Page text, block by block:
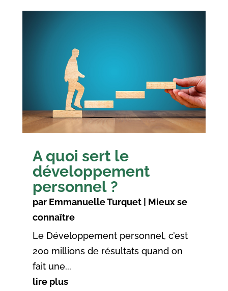
A quoi sert le
développement
personnel ?
par Emmanuelle Turquet| Mieux se
connaître
Le Développement personnel, c’est
200 millions de résultats quand on
fait une...
lire plus